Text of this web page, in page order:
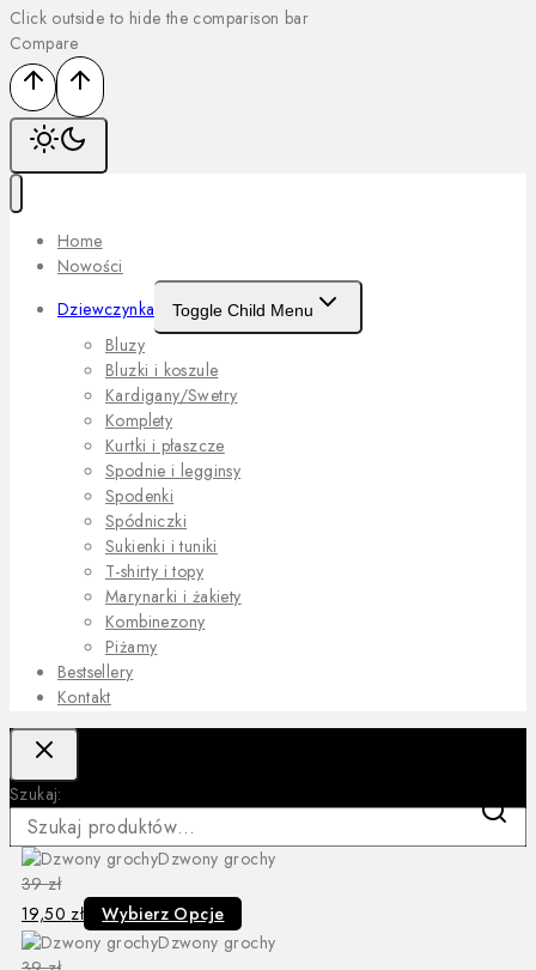
Click outside to hide the comparison bar
Compare
Home
Nowości
Dziewczynka
Toggle Child Menu
Bluzy
Bluzki i koszule
Kardigany/Swetry
Komplety
Kurtki i płaszcze
Spodnie i legginsy
Spodenki
Spódniczki
Sukienki i tuniki
T-shirty i topy
Marynarki i żakiety
Kombinezony
Piżamy
Bestsellery
Kontakt
Szukaj:
Szukaj
Dzwony grochy
39zł
19,50zł
Wybierz Opcje
Dzwony grochy